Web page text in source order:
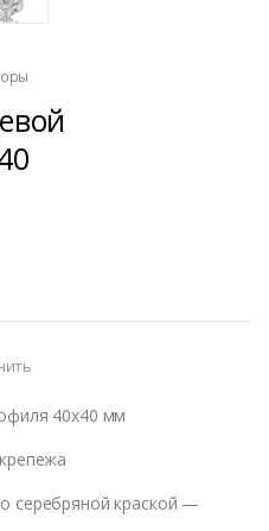
40х40 мм
серебряной краской —